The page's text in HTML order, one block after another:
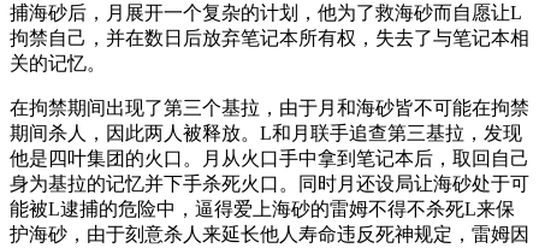
捕海砂后，月展开一个复杂的计划，他为了救海砂而自愿让L
拘禁自己，并在数日后放弃笔记本所有权，失去了与笔记本相
关的记忆。
在拘禁期间出现了第三个基拉，由于月和海砂皆不可能在拘禁
期间杀人，因此两人被释放。L和月联手追查第三基拉，发现
他是四叶集团的火口。月从火口手中拿到笔记本后，取回自己
身为基拉的记忆并下手杀死火口。同时月还设局让海砂处于可
能被L逮捕的危险中，逼得爱上海砂的雷姆不得不杀死L来保
护海砂，由于刻意杀人来延长他人寿命违反死神规定，雷姆因